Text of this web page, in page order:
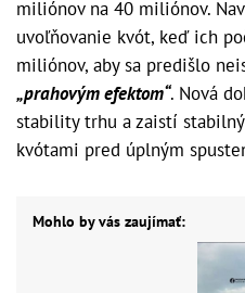
miliónov na 40 miliónov.
uvoľňovanie kvót, keď ich
miliónov, aby sa predišlo
„prahovým efektom“. Nová
stability trhu a zaistí
kvótami pred úplným
Mohlo by vás zaujímať: